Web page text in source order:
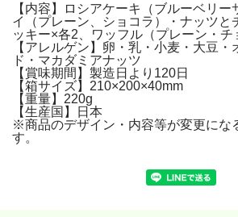
【内容】ロシアケーキ（ブルーベリ
イ（プレーン、ショコラ）・ナッツと
ッキー×各2、ワッフル（プレーン・チ
【アレルゲン】卵・乳・小麦・大豆
ド・マカダミアナッツ
【賞味期間】製造日より120日
【箱サイズ】210×200×40mm
【重量】220g
【生産国】日本
※商品のデザイン・内容等が変更にな
す。